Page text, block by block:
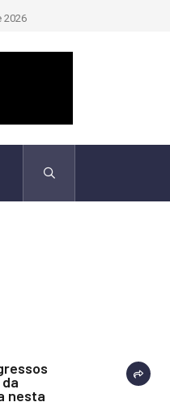
identificou desvios de dinheiro
2026
nesta